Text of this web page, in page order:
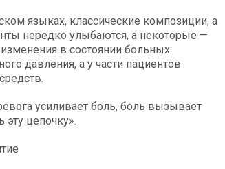
языках, классические композиции, а
нередко улыбаются, а некоторые —
в состоянии больных:
давления, а у части пациентов
усиливает боль, боль вызывает
цепочку».